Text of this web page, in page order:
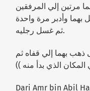
مرتين إلي المرفقين
بهما وأدبر مرة واحدة
ثم غسل رجليه.
ذهب بهما إلي قفاه ثم
الذي بدأ منه ))
Dari Amr bin Abil